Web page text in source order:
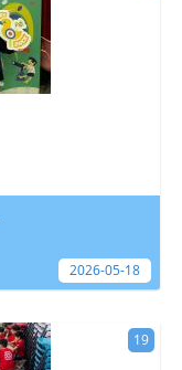
2026-05-18
19